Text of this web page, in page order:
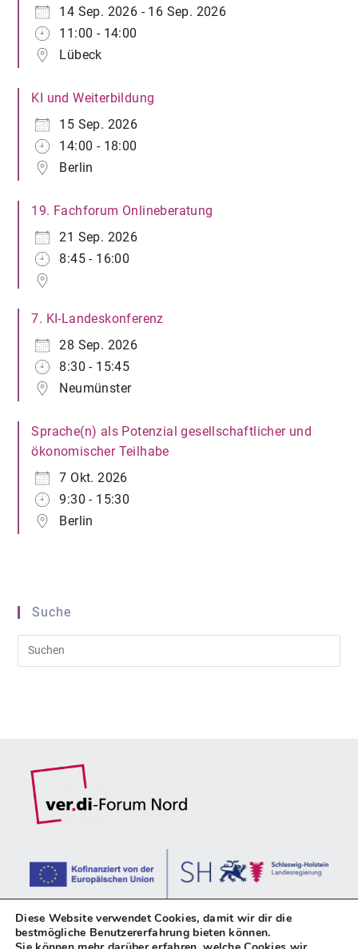
14 Sep. 2026 - 16 Sep. 2026
11:00 - 14:00
Lübeck
KI und Weiterbildung
15 Sep. 2026
14:00 - 18:00
Berlin
19. Fachforum Onlineberatung
21 Sep. 2026
8:45 - 16:00
7. KI-Landeskonferenz
28 Sep. 2026
8:30 - 15:45
Neumünster
Sprache(n) als Potenzial gesellschaftlicher und
ökonomischer Teilhabe
7 Okt. 2026
9:30 - 15:30
Berlin
Suche
Diese Website verwendet Cookies, damit wir dir die
bestmögliche Benutzererfahrung bieten können.